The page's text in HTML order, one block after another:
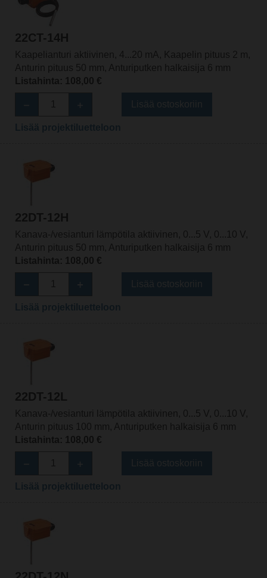
22CT-14H
Kaapelianturi aktiivinen, 4...20 mA, Kaapelin pituus 2 m,
Anturin pituus 50 mm, Anturiputken halkaisija 6 mm
Listahinta: 108,00 €
22DT-12H
Kanava-/vesianturi lämpötila aktiivinen, 0...5 V, 0...10 V,
Anturin pituus 50 mm, Anturiputken halkaisija 6 mm
Listahinta: 108,00 €
22DT-12L
Kanava-/vesianturi lämpötila aktiivinen, 0...5 V, 0...10 V,
Anturin pituus 100 mm, Anturiputken halkaisija 6 mm
Listahinta: 108,00 €